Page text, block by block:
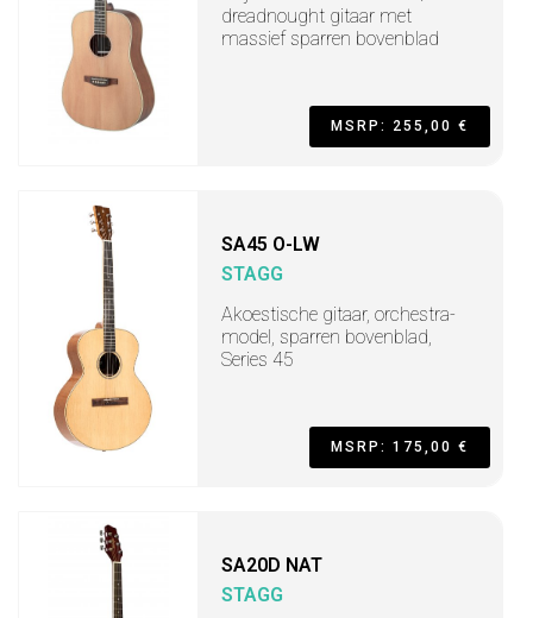
dreadnought gitaar met
massief sparren bovenblad
MSRP: 255,00 €
SA45 O-LW
STAGG
Akoestische gitaar, orchestra-
model, sparren bovenblad,
Series 45
MSRP: 175,00 €
SA20D NAT
STAGG